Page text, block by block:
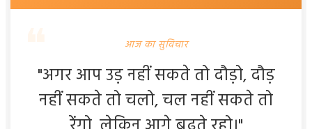
आज का सुविचार
"अगर आप उड़ नहीं सकते तो दौड़ो, दौड़
नहीं सकते तो चलो, चल नहीं सकते तो